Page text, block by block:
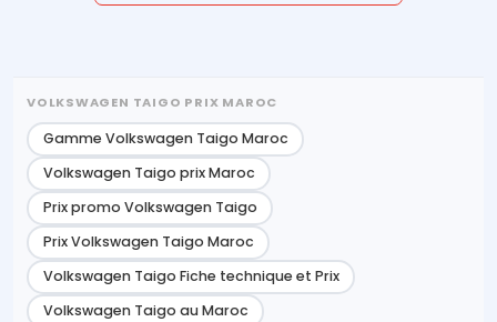
VOLKSWAGEN TAIGO PRIX MAROC
Gamme Volkswagen Taigo Maroc
Volkswagen Taigo prix Maroc
Prix promo Volkswagen Taigo
Prix Volkswagen Taigo Maroc
Volkswagen Taigo Fiche technique et Prix
Volkswagen Taigo au Maroc